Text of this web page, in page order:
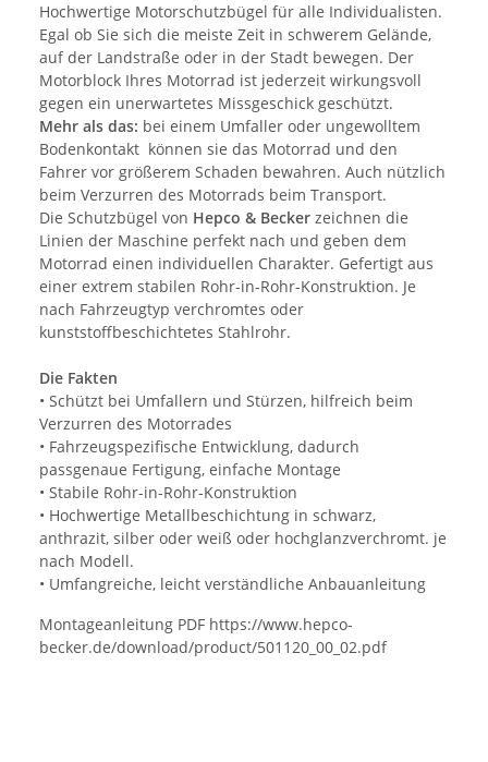
Hochwertige Motorschutzbügel für alle Individualisten.
Egal ob Sie sich die meiste Zeit in schwerem Gelände,
auf der Landstraße oder in der Stadt bewegen. Der
Motorblock Ihres Motorrad ist jederzeit wirkungsvoll
gegen ein unerwartetes Missgeschick geschützt.
Mehr als das: bei einem Umfaller oder ungewolltem
Bodenkontakt können sie das Motorrad und den
Fahrer vor größerem Schaden bewahren. Auch nützlich
beim Verzurren des Motorrads beim Transport.
Die Schutzbügel von Hepco & Becker zeichnen die
Linien der Maschine perfekt nach und geben dem
Motorrad einen individuellen Charakter. Gefertigt aus
einer extrem stabilen Rohr-in-Rohr-Konstruktion. Je
nach Fahrzeugtyp verchromtes oder
kunststoffbeschichtetes Stahlrohr.
Die Fakten
• Schützt bei Umfallern und Stürzen, hilfreich beim
Verzurren des Motorrades
• Fahrzeugspezifische Entwicklung, dadurch
passgenaue Fertigung, einfache Montage
• Stabile Rohr-in-Rohr-Konstruktion
• Hochwertige Metallbeschichtung in schwarz,
anthrazit, silber oder weiß oder hochglanzverchromt. je
nach Modell.
• Umfangreiche, leicht verständliche Anbauanleitung
Montageanleitung PDF https://www.hepco-
becker.de/download/product/501120_00_02.pdf